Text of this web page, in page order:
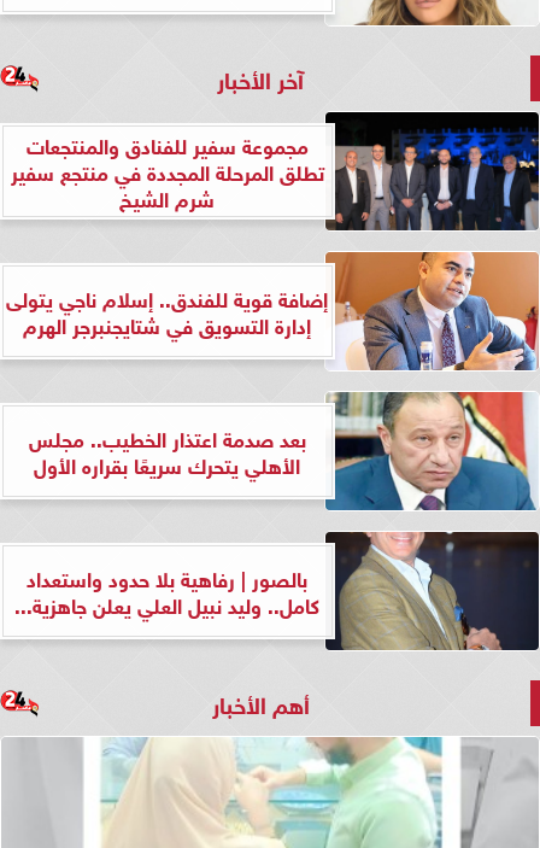
آخر الأخبار
مجموعة سفير للفنادق والمنتجعات
تطلق المرحلة المجددة في منتجع سفير
شرم الشيخ
إضافة قوية للفندق.. إسلام ناجي يتولى
إدارة التسويق في شتايجنبرجر الهرم
بعد صدمة اعتذار الخطيب.. مجلس
الأهلي يتحرك سريعًا بقراره الأول
بالصور | رفاهية بلا حدود واستعداد
كامل.. وليد نبيل العلي يعلن جاهزية...
أهم الأخبار